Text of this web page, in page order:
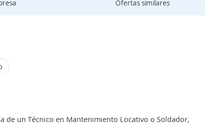
Ofertas similares
de un Técnico en Mantenimiento Locativo o Soldador,